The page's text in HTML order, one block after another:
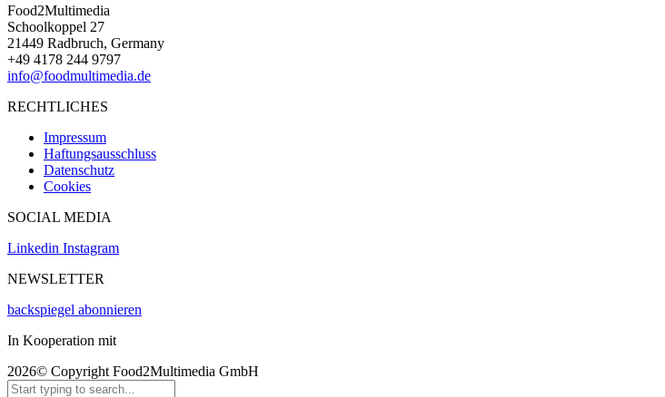
Food2Multimedia
Schoolkoppel 27
21449 Radbruch, Germany
+49 4178 244 9797
info@foodmultimedia.de
RECHTLICHES
Impressum
Haftungsausschluss
Datenschutz
Cookies
SOCIAL MEDIA
Linkedin Instagram
NEWSLETTER
backspiegel abonnieren
In Kooperation mit
2026© Copyright Food2Multimedia GmbH